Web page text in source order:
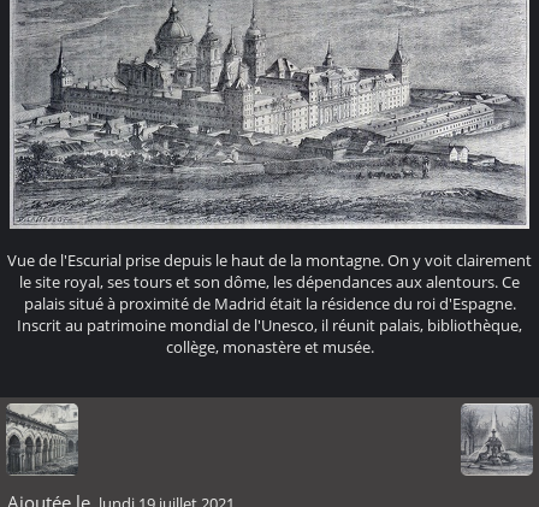
Vue de l'Escurial prise depuis le haut de la montagne. On y voit clairement
le site royal, ses tours et son dôme, les dépendances aux alentours. Ce
palais situé à proximité de Madrid était la résidence du roi d'Espagne.
Inscrit au patrimoine mondial de l'Unesco, il réunit palais, bibliothèque,
collège, monastère et musée.